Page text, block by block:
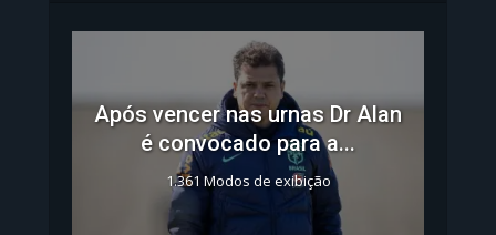
Após vencer nas urnas Dr Alan
é convocado para a...
1.361 Modos de exibição